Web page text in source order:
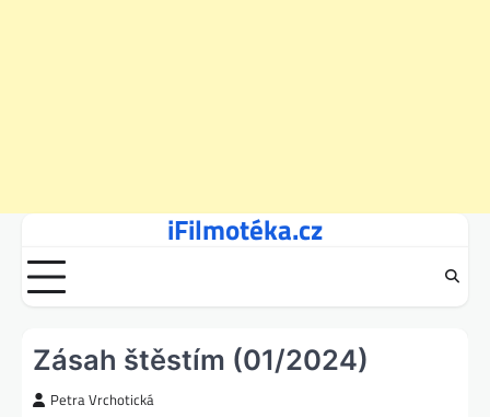
content
iFilmotéka.cz
Zásah štěstím (01/2024)
Petra Vrchotická